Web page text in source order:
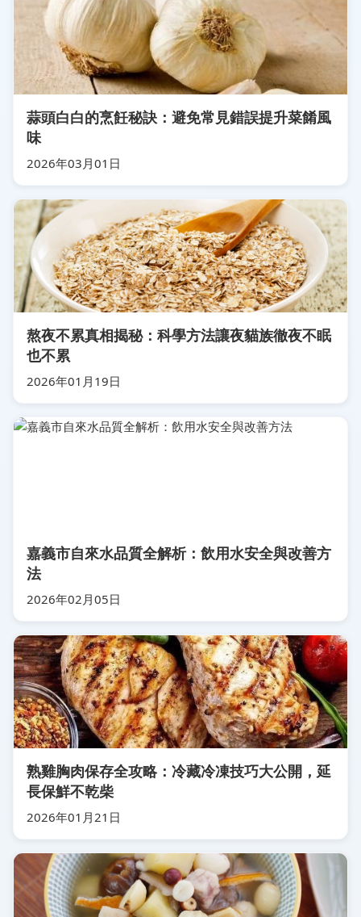
蒜頭白白的烹飪秘訣：避免常見錯誤提升菜餚風
味
2026年03月01日
熬夜不累真相揭秘：科學方法讓夜貓族徹夜不眠
也不累
2026年01月19日
嘉義市自來水品質全解析：飲用水安全與改善方
法
2026年02月05日
熟雞胸肉保存全攻略：冷藏冷凍技巧大公開，延
長保鮮不乾柴
2026年01月21日